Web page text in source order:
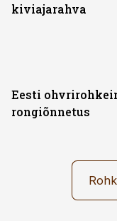
kiviajarahva
Eesti
rongiõnnetus